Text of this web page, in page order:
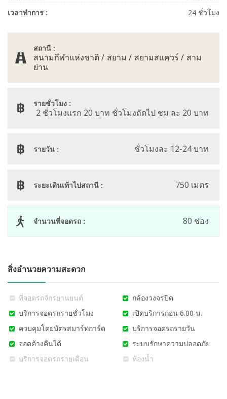
เวลาทำการ :
24 ชั่วโมง
สถานี :
สนามกีฬาแห่งชาติ สยาม สยามสแควร์
สาม
ย่าน
รายชั่วโมง :
2 ชั่วโมงแรก 20 บาท ชั่วโมงถัดไป ชม ละ 20 บาท
รายวัน : ชั่วโมงละ 12-24 บาท
ระยะเดินเท้าไปสถานี : 750 เมตร
จำนวนที่จอดรถ : 80 ช่อง
สิ่งอำนวยความสะดวก
ที่จอดรถจักรยานยนต์
กล้องวงจรปิด
บริการจอดรถรายชั่วโมง
เปิดบริการก่อน 6.00 น.
ควบคุมโดยบัตรสมาร์ทการ์ด
บริการจอดรถรายวัน
จอดค้างคืนได้
ระบบรักษาความปลอดภัย
บริการจอดรถรายเดือน
ห้องน้ำ